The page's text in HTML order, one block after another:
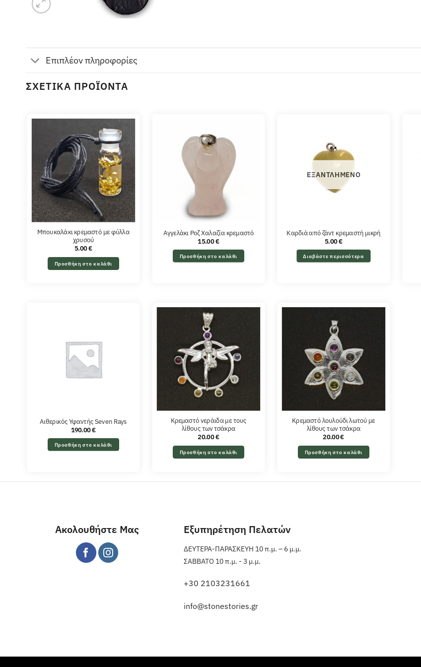
Επιπλέον πληροφορίες
ΣΧΕΤΙΚΆ ΠΡΟΪΌΝΤΑ
Μπουκαλάκι κρεμαστό με φύλλα
χρυσού
5.00€
Προσθήκη στο καλάθι
Αγγελάκι Ροζ Χαλαζία κρεμαστό
15.00€
Προσθήκη στο καλάθι
ΕΞΑΝΤΛΗΜΈΝΟ
Καρδιά από ζάντ κρεμαστή μικρή
5.00€
Διαβάστε περισσότερα
Αιθερικός Υφαντής Seven Rays
190.00€
Προσθήκη στο καλάθι
Κρεμαστό νεράιδα με τους
λίθους των τσάκρα
20.00€
Προσθήκη στο καλάθι
Κρεμαστό λουλούδι λωτού με
λίθους των τσάκρα
20.00€
Προσθήκη στο καλάθι
Ακολουθήστε Μας Εξυπηρέτηση Πελατών
ΔΕΥΤΕΡΑ-ΠΑΡΑΣΚΕΥΗ 10 π.μ. – 6 μ.μ.
ΣΑΒΒΑΤΟ 10 π.μ. - 3 μ.μ.
+30 2103231661
info@stonestories.gr